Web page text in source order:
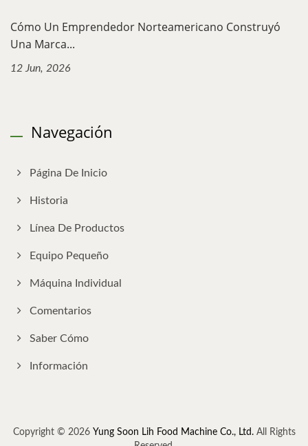
Cómo Un Emprendedor Norteamericano Construyó
Una Marca...
12 Jun, 2026
Navegación
Página De Inicio
Historia
Línea De Productos
Equipo Pequeño
Máquina Individual
Comentarios
Saber Cómo
Información
Copyright © 2026 Yung Soon Lih Food Machine Co., Ltd.All Rights